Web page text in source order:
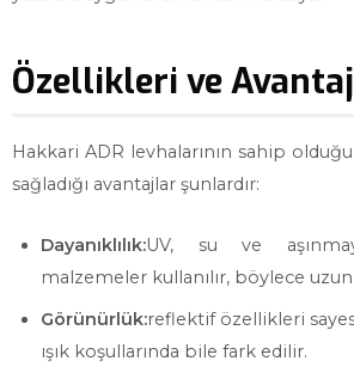
Özellikleri ve
Hakkari ADR levhalarının sahip
sağladığı avantajlar şunlardır:
Dayanıklılık:UV, su ve
malzemeler kullanılır, böylece
Görünürlük:reflektif özellikleri
ışık koşullarında bile fark edilir.